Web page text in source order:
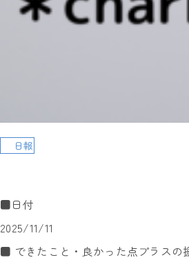
日報
■日付
2025/11/11
■ できたこと・良かった点プラスの